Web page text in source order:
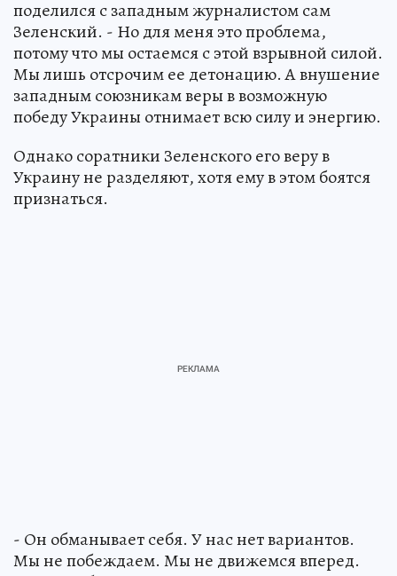
поделился с западным журналистом сам
Зеленский. - Но для меня это проблема,
потому что мы остаемся с этой взрывной силой.
Мы лишь отсрочим ее детонацию. А внушение
западным союзникам веры в возможную
победу Украины отнимает всю силу и энергию.
Однако соратники Зеленского его веру в
Украину не разделяют, хотя ему в этом боятся
признаться.
- Он обманывает себя. У нас нет вариантов.
Мы не побеждаем. Мы не движемся вперед.